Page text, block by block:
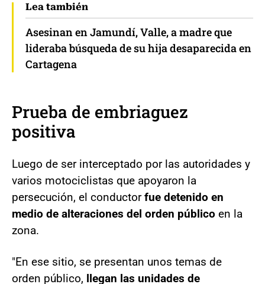
Lea también
Asesinan en Jamundí, Valle, a madre que
lideraba búsqueda de su hija desaparecida en
Cartagena
Prueba de embriaguez
positiva
Luego de ser interceptado por las autoridades y
varios motociclistas que apoyaron la
persecución, el conductorfue detenido en
medio de alteraciones del orden público en la
zona.
"En ese sitio, se presentan unos temas de
orden público, llegan las unidades de